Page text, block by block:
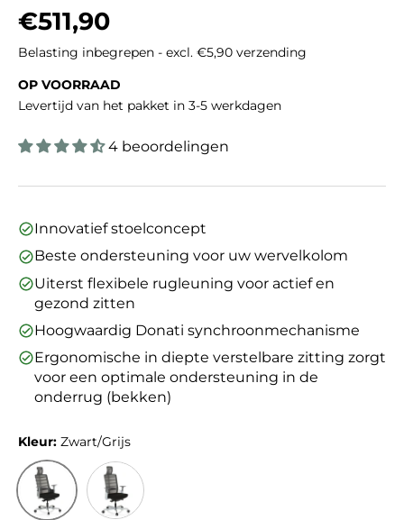
Reguliere prijs
€511,90
Belasting inbegrepen - excl. €5,90 verzending
OP VOORRAAD
Levertijd van het pakket in 3-5 werkdagen
4 beoordelingen
Innovatief stoelconcept
Beste ondersteuning voor uw wervelkolom
Uiterst flexibele rugleuning voor actief en
gezond zitten
Hoogwaardig Donati synchroonmechanisme
Ergonomische in diepte verstelbare zitting zorgt
voor een optimale ondersteuning in de
onderrug (bekken)
Kleur: Zwart/Grijs